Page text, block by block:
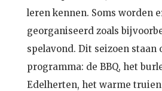
leren kennen. Soms worden
georganiseerd zoals
spelavond. Dit seizoen staan
programma: de BBQ, het
Edelherten, het warme